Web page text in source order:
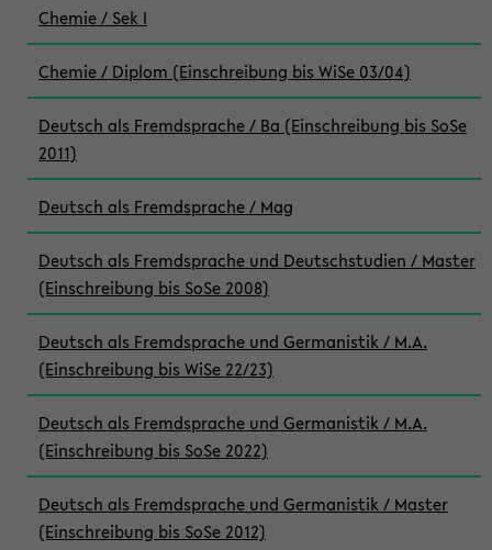
Chemie / Sek I
Chemie / Diplom (Einschreibung bis WiSe 03/04)
Deutsch als Fremdsprache / Ba (Einschreibung bis SoSe
2011)
Deutsch als Fremdsprache / Mag
Deutsch als Fremdsprache und Deutschstudien / Master
(Einschreibung bis SoSe 2008)
Deutsch als Fremdsprache und Germanistik / M.A.
(Einschreibung bis WiSe 22/23)
Deutsch als Fremdsprache und Germanistik / M.A.
(Einschreibung bis SoSe 2022)
Deutsch als Fremdsprache und Germanistik / Master
(Einschreibung bis SoSe 2012)